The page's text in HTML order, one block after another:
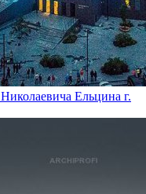
Ельцина г.